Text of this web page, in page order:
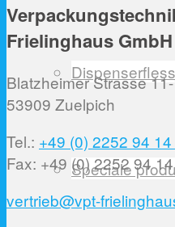
Speciale
Frielinghaus GmbH
Blatzheimer Strasse
53909 Zuelpich
Tel.: +49 (0) 2252 94 14
Fax: +49 (0) 2252 94
vertrieb@vpt-